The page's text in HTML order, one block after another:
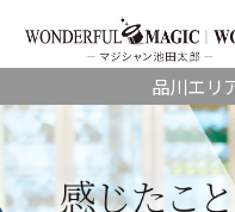
品川エリ